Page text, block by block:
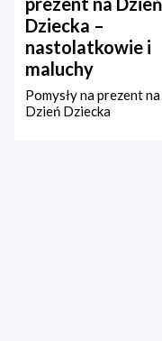
Dziecka –
nastolatkowie i
maluchy
Pomysły na prezent na
Dzień Dziecka